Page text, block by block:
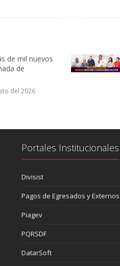
de mil nuevos
de
del 2026
Portales Institucionales
Divisist
Pagos de Egresados y Externos
Piagev
PQRSDF
DatarSoft